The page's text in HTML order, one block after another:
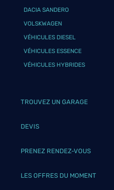
DACIA SANDERO
VOLSKWAGEN
VÉHICULES DIESEL
VÉHICULES ESSENCE
VÉHICULES HYBRIDES
TROUVEZ UN GARAGE
DEVIS
PRENEZ RENDEZ-VOUS
LES OFFRES DU MOMENT